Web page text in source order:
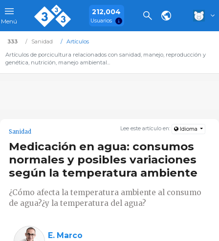
Menú
212,004
Usuarios
333 Sanidad
Artículos
Artículos de porcicultura relacionados con sanidad, manejo, reproducción y
genética, nutrición, manejo ambiental...
Lee este artículo en: Idioma
Sanidad
Medicación en agua: consumos
normales y posibles variaciones
según la temperatura ambiente
¿Cómo afecta la temperatura ambiente al consumo
de agua?¿y la temperatura del agua?
E. Marco